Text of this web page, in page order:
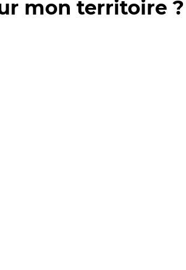
mon territoire ?